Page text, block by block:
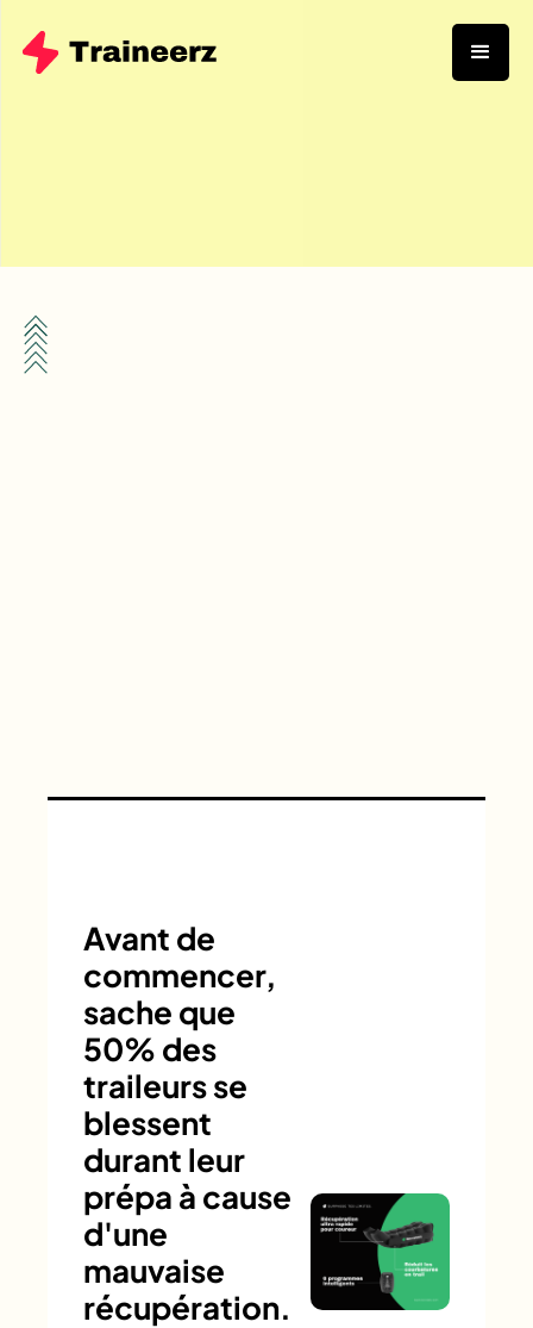
Avant de
commencer,
sache que
50% des
traileurs se
blessent
durant leur
prépa à cause
d'une
mauvaise
récupération.